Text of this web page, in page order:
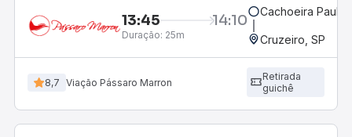
13:45 14:10
Duração: 25m
Cachoeira
Cruzeiro, SP
8,7 Viação Pássaro Marron
Retirada
guichê